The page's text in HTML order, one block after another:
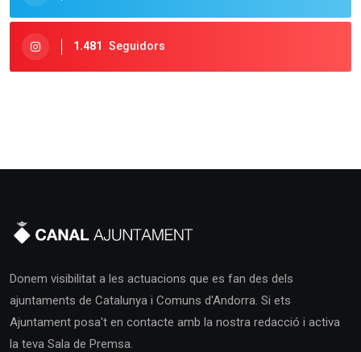
1.481 Seguidors
Donem visibilitat a les actuacions que es fan des dels
ajuntaments de Catalunya i Comuns d'Andorra. Si ets
Ajuntament posa't en contacte amb la nostra redacció i activa
la teva Sala de Premsa.